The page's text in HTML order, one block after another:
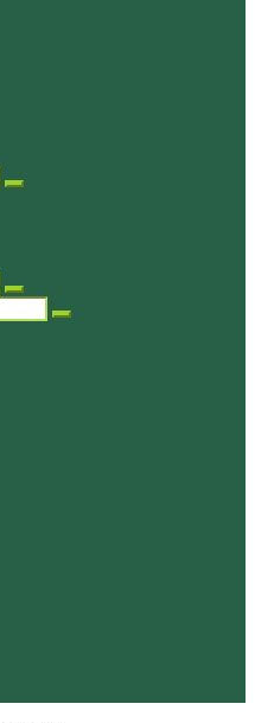
Suchen …
Suchen …
Suchen …